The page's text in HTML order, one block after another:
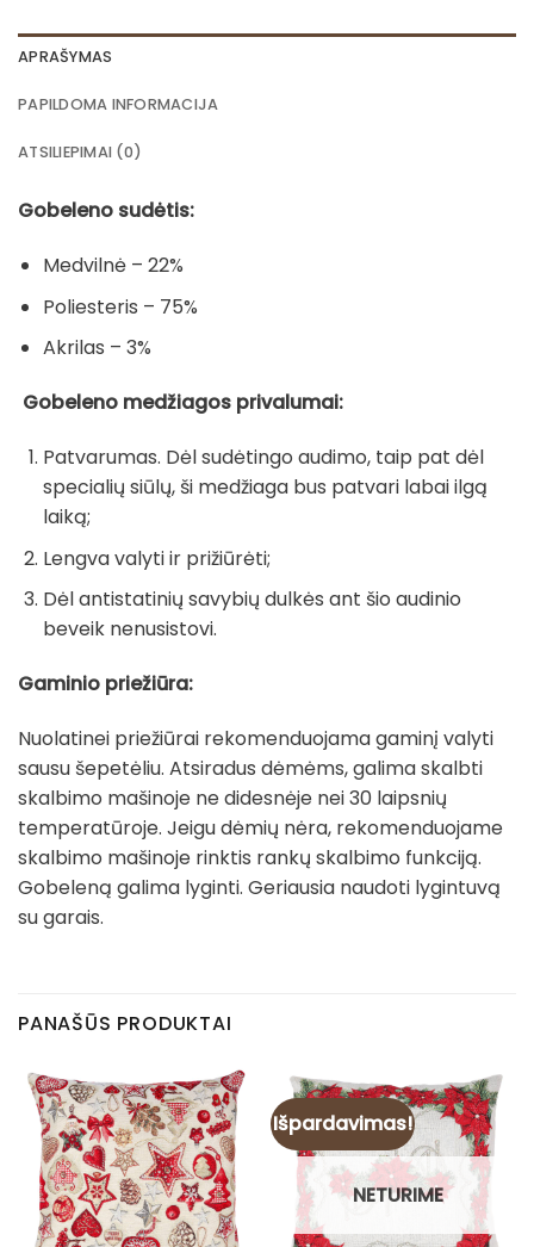
APRAŠYMAS
PAPILDOMA INFORMACIJA
ATSILIEPIMAI (0)
Gobeleno sudėtis:
Medvilnė – 22%
Poliesteris – 75%
Akrilas – 3%
Gobeleno medžiagos privalumai:
Patvarumas. Dėl sudėtingo audimo, taip pat dėl
specialių siūlų, ši medžiaga bus patvari labai ilgą
laiką;
Lengva valyti ir prižiūrėti;
Dėl antistatinių savybių dulkės ant šio audinio
beveik nenusistovi.
Gaminio priežiūra:
Nuolatinei priežiūrai rekomenduojama gaminį valyti
sausu šepetėliu. Atsiradus dėmėms, galima skalbti
skalbimo mašinoje ne didesnėje nei 30 laipsnių
temperatūroje. Jeigu dėmių nėra, rekomenduojame
skalbimo mašinoje rinktis rankų skalbimo funkciją.
Gobeleną galima lyginti. Geriausia naudoti lygintuvą
su garais.
PANAŠŪS PRODUKTAI
Išpardavimas!
NETURIME